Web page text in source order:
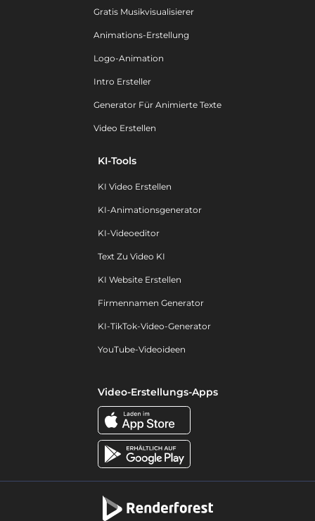
Gratis Musikvisualisierer
Animations-Erstellung
Logo-Animation
Intro Ersteller
Generator Für Animierte Texte
Video Erstellen
KI-Tools
KI Video Erstellen
KI-Animationsgenerator
KI-Videoeditor
Text Zu Video KI
KI Website Erstellen
Firmennamen Generator
KI-TikTok-Video-Generator
YouTube-Videoideen
Video-Erstellungs-Apps